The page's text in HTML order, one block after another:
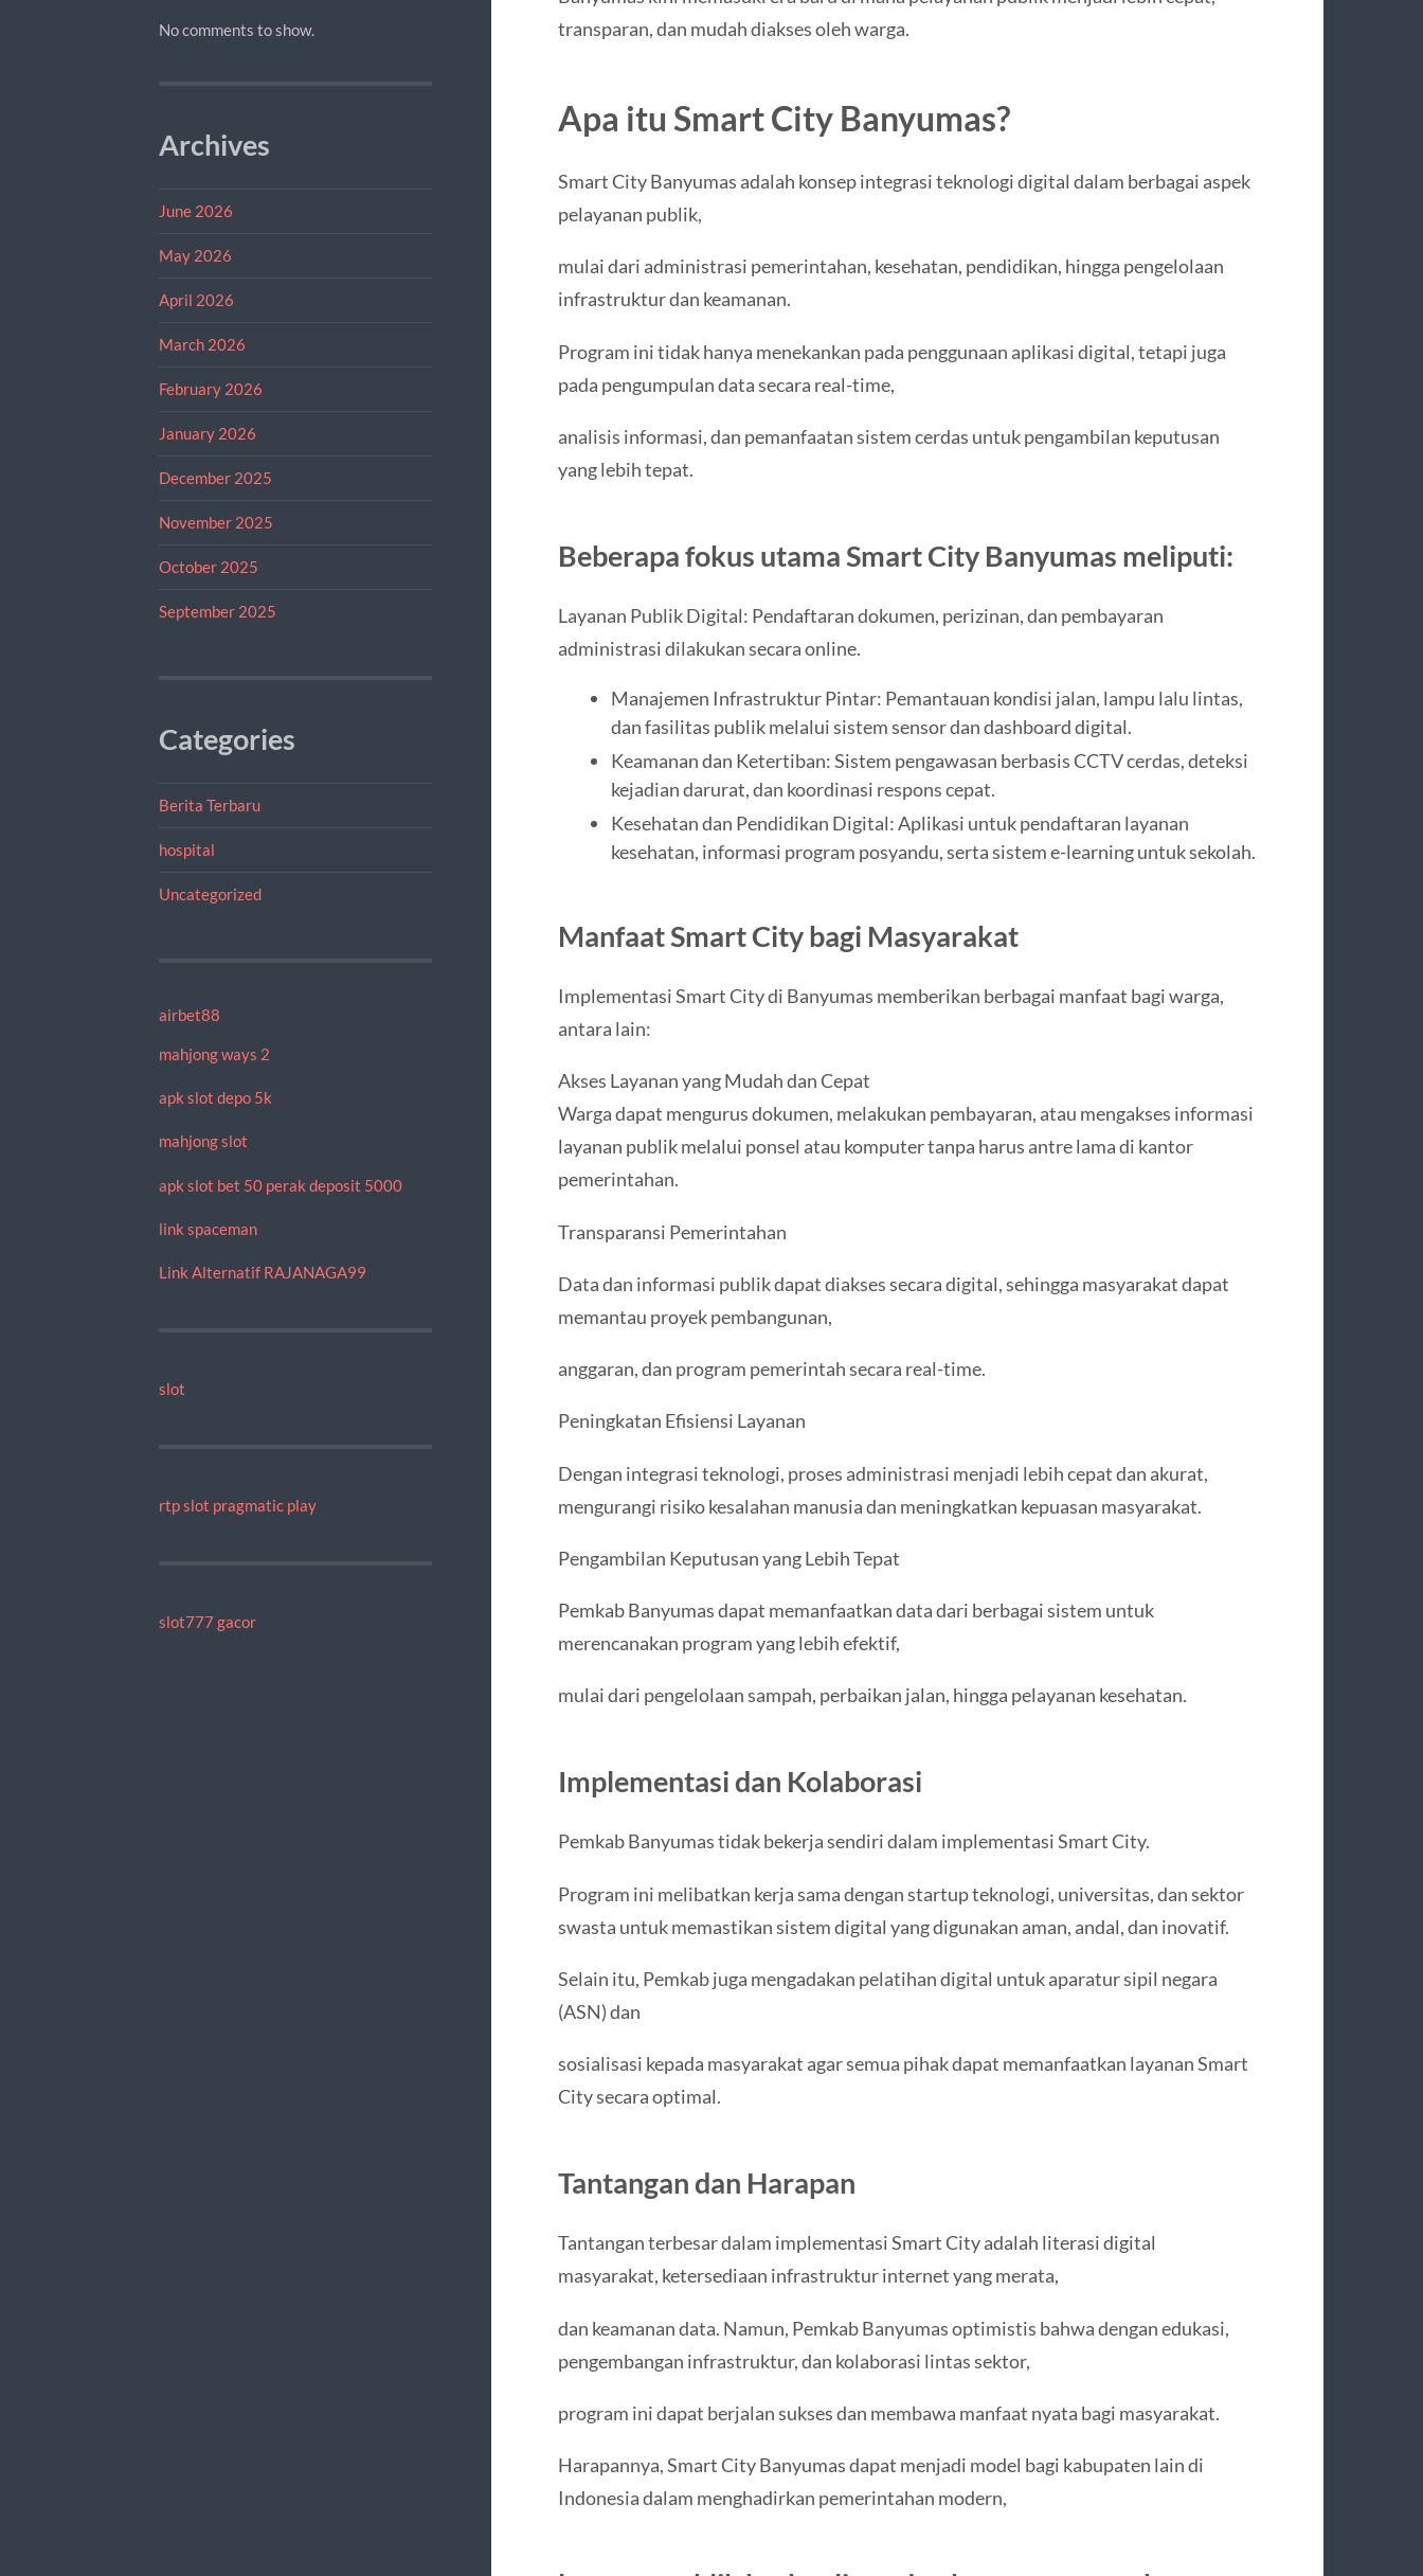
No comments to show.
Archives
June 2026
May 2026
April 2026
March 2026
February 2026
January 2026
December 2025
November 2025
October 2025
September 2025
Categories
Berita Terbaru
hospital
Uncategorized
airbet88
mahjong ways 2
apk slot depo 5k
mahjong slot
apk slot bet 50 perak deposit 5000
link spaceman
Link Alternatif RAJANAGA99
slot
rtp slot pragmatic play
slot777 gacor
transparan, dan mudah diakses oleh warga.
Apa itu Smart City Banyumas?
Smart City Banyumas adalah konsep integrasi teknologi digital dalam berbagai aspek
pelayanan publik,
mulai dari administrasi pemerintahan, kesehatan, pendidikan, hingga pengelolaan
infrastruktur dan keamanan.
Program ini tidak hanya menekankan pada penggunaan aplikasi digital, tetapi juga
pada pengumpulan data secara real-time,
analisis informasi, dan pemanfaatan sistem cerdas untuk pengambilan keputusan
yang lebih tepat.
Beberapa fokus utama Smart City Banyumas meliputi:
Layanan Publik Digital: Pendaftaran dokumen, perizinan, dan pembayaran
administrasi dilakukan secara online.
Manajemen Infrastruktur Pintar: Pemantauan kondisi jalan, lampu lalu lintas,
dan fasilitas publik melalui sistem sensor dan dashboard digital.
Keamanan dan Ketertiban: Sistem pengawasan berbasis CCTV cerdas, deteksi
kejadian darurat, dan koordinasi respons cepat.
Kesehatan dan Pendidikan Digital: Aplikasi untuk pendaftaran layanan
kesehatan, informasi program posyandu, serta sistem e-learning untuk sekolah.
Manfaat Smart City bagi Masyarakat
Implementasi Smart City di Banyumas memberikan berbagai manfaat bagi warga,
antara lain:
Akses Layanan yang Mudah dan Cepat
Warga dapat mengurus dokumen, melakukan pembayaran, atau mengakses informasi
layanan publik melalui ponsel atau komputer tanpa harus antre lama di kantor
pemerintahan.
Transparansi Pemerintahan
Data dan informasi publik dapat diakses secara digital, sehingga masyarakat dapat
memantau proyek pembangunan,
anggaran, dan program pemerintah secara real-time.
Peningkatan Efisiensi Layanan
Dengan integrasi teknologi, proses administrasi menjadi lebih cepat dan akurat,
mengurangi risiko kesalahan manusia dan meningkatkan kepuasan masyarakat.
Pengambilan Keputusan yang Lebih Tepat
Pemkab Banyumas dapat memanfaatkan data dari berbagai sistem untuk
merencanakan program yang lebih efektif,
mulai dari pengelolaan sampah, perbaikan jalan, hingga pelayanan kesehatan.
Implementasi dan Kolaborasi
Pemkab Banyumas tidak bekerja sendiri dalam implementasi Smart City.
Program ini melibatkan kerja sama dengan startup teknologi, universitas, dan sektor
swasta untuk memastikan sistem digital yang digunakan aman, andal, dan inovatif.
Selain itu, Pemkab juga mengadakan pelatihan digital untuk aparatur sipil negara
(ASN) dan
sosialisasi kepada masyarakat agar semua pihak dapat memanfaatkan layanan Smart
City secara optimal.
Tantangan dan Harapan
Tantangan terbesar dalam implementasi Smart City adalah literasi digital
masyarakat, ketersediaan infrastruktur internet yang merata,
dan keamanan data. Namun, Pemkab Banyumas optimistis bahwa dengan edukasi,
pengembangan infrastruktur, dan kolaborasi lintas sektor,
program ini dapat berjalan sukses dan membawa manfaat nyata bagi masyarakat.
Harapannya, Smart City Banyumas dapat menjadi model bagi kabupaten lain di
Indonesia dalam menghadirkan pemerintahan modern,